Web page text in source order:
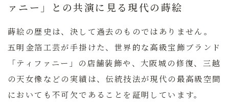
ァニー」との共演に見る現代の蒔絵
蒔絵の歴史は、決して過去のものではありません。
五明金箔工芸が手掛けた、世界的な高級宝飾ブランド
「ティファニー」の店舗装飾や、大阪城の修復、三越
の天女像などの実績は、伝統技法が現代の最高級空間
においても不可欠であることを証明しています。